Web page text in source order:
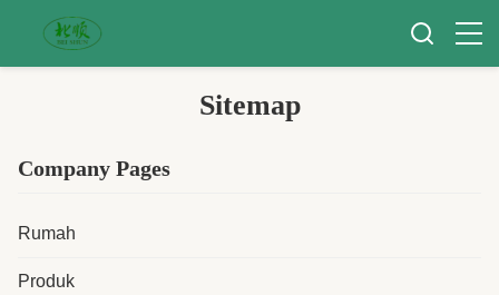
Sitemap
Company Pages
Rumah
Produk